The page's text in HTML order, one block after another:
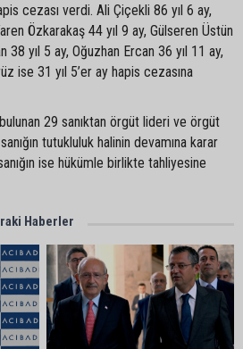
cezası verdi. Ali Çiçekli 86 yıl 6 ay,
Özkarakaş 44 yıl 9 ay, Gülseren Üstün
38 yıl 5 ay, Oğuzhan Ercan 36 yıl 11 ay,
ise 31 yıl 5’er ay hapis cezasına
29 sanıktan örgüt lideri ve örgüt
tutukluluk halinin devamına karar
ise hükümle birlikte tahliyesine
Haberler